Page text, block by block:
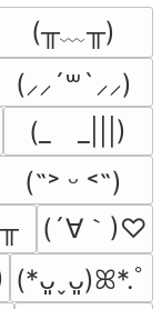
(╥﹏╥)
(⸝⸝´꒳`⸝⸝)
(_　_|||)
(˶˃ ᵕ ˂˶)
(´∀｀)♡
(*ᴗ͈ˬᴗ͈)ꕤ*.ﾟ